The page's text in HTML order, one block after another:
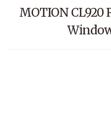
MOTION CL920